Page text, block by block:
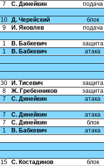
7 С. Динейкин подача
10 Д. Черейский
блок
9
И. Яковлев подача
1 В. Бабкевич
защита
1
В. Бабкевич атака
30 И. Тисевич
защита
8
Ж. Гребенников
защита
7
С. Динейкин атака
7 С. Динейкин
атака
7
С. Динейкин
блок
1
В. Бабкевич атака
15 С. Костадинов
блок